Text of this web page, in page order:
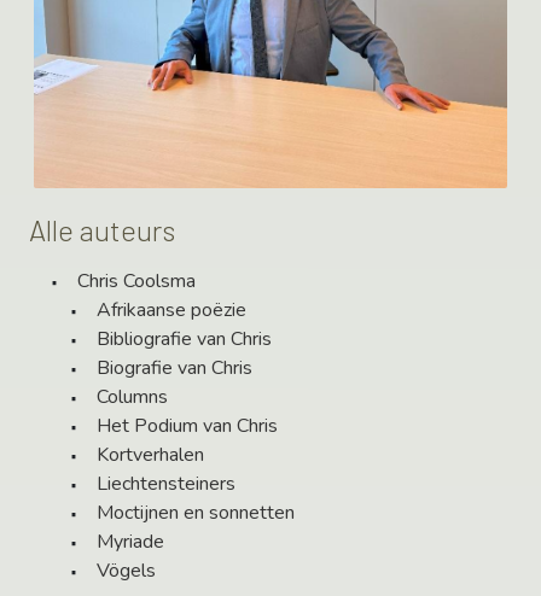
Alle auteurs
Chris Coolsma
Afrikaanse poëzie
Bibliografie van Chris
Biografie van Chris
Columns
Het Podium van Chris
Kortverhalen
Liechtensteiners
Moctijnen en sonnetten
Myriade
Vögels